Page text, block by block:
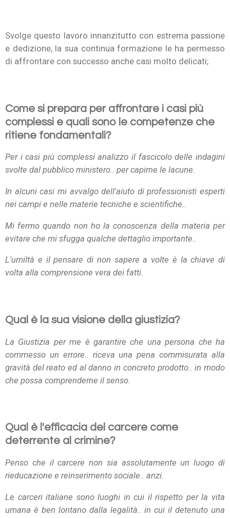
Svolge questo lavoro innanzitutto con estrema passione
e dedizione, la sua continua formazione le ha permesso
di affrontare con successo anche casi molto delicati;
Come si prepara per affrontare i casi più
complessi e quali sono le competenze che
ritiene fondamentali?
Per i casi più complessi analizzo il fascicolo delle indagini
svolte dal pubblico ministero.. per capirne le lacune.
In alcuni casi mi avvalgo dell'aiuto di professionisti esperti
nei campi e nelle materie tecniche e scientifiche..
Mi fermo quando non ho la conoscenza della materia per
evitare che mi sfugga qualche dettaglio importante..
L'umiltà e il pensare di non sapere a volte è la chiave di
volta alla comprensione vera dei fatti.
Qual è la sua visione della giustizia?
La Giustizia per me è garantire che una persona che ha
commesso un errore.. riceva una pena commisurata alla
gravità del reato ed al danno in concreto prodotto.. in modo
che possa comprenderne il senso.
Qual è l'efficacia del carcere come
deterrente al crimine?
Penso che il carcere non sia assolutamente un luogo di
rieducazione e reinserimento sociale.. anzi.
Le carceri italiane sono luoghi in cui il rispetto per la vita
umana è ben lontano dalla legalità.. in cui il detenuto una